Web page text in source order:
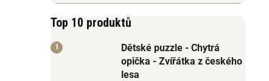
Top 10 produktů
Dětské puzzle - Chytrá
opička - Zvířátka z českého
lesa